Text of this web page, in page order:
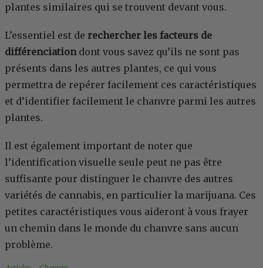
plantes similaires qui se trouvent devant vous.
L’essentiel est de rechercher les facteurs de
différenciationdont vous savez qu’ils ne sont pas
présents dans les autres plantes, ce qui vous
permettra de repérer facilement ces caractéristiques
et d’identifier facilement le chanvre parmi les autres
plantes.
Il est également important de noter que
l’identification visuelle seule peut ne pas être
suffisante pour distinguer le chanvre des autres
variétés de cannabis, en particulier la marijuana. Ces
petites caractéristiques vous aideront à vous frayer
un chemin dans le monde du chanvre sans aucun
problème.